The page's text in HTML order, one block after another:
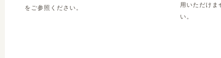
をご参照ください。
用いただけま
い。